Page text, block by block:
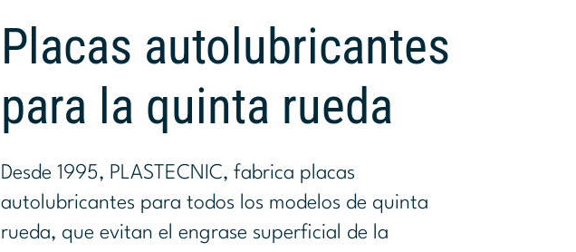
Placas autolubricantes
para la quinta rueda
Desde 1995, PLASTECNIC, fabrica placas
autolubricantes para todos los modelos de quinta
rueda, que evitan el engrase superficial de la